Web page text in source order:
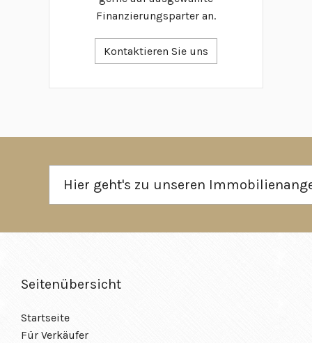
Finanzierungsparter an.
Kontaktieren Sie uns
Hier geht's zu unseren
Seitenübersicht
Startseite
Für Verkäufer